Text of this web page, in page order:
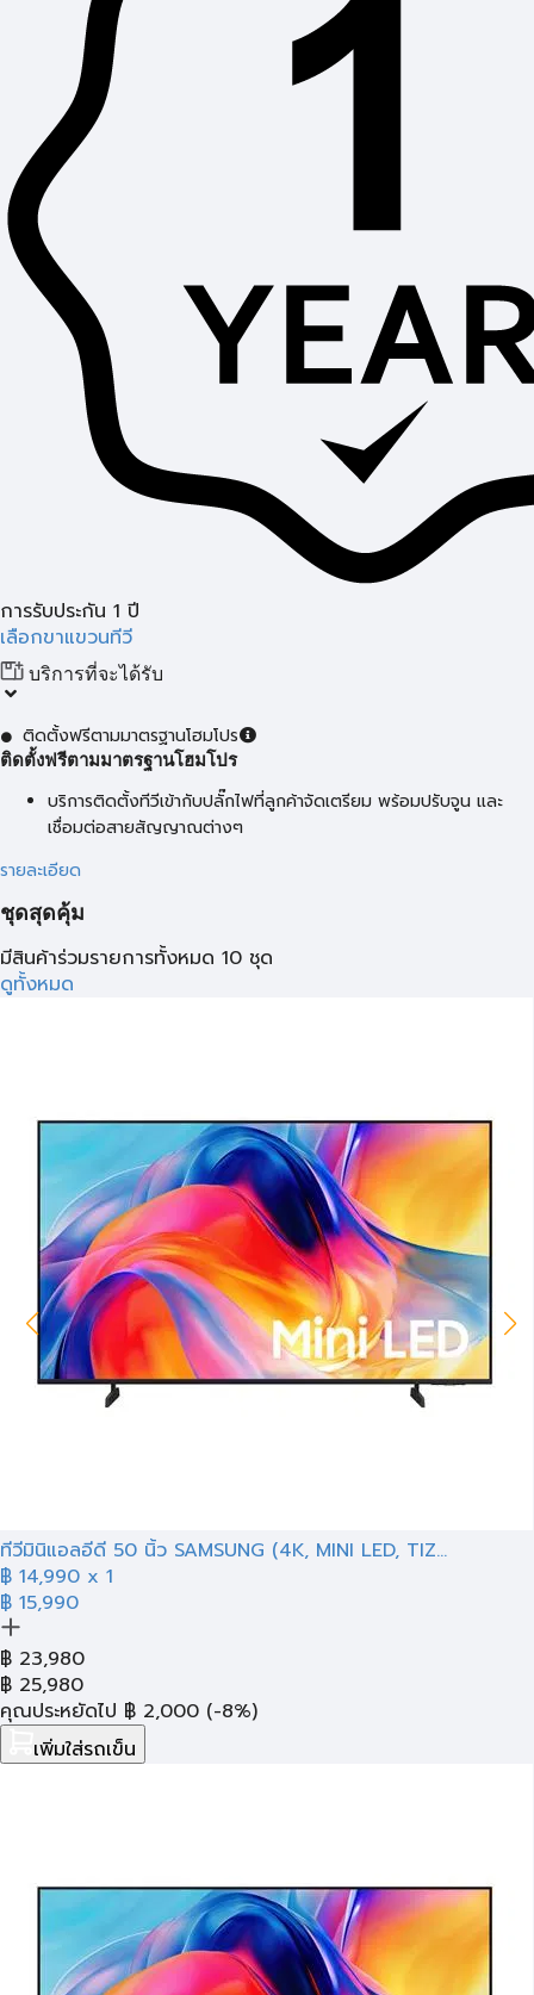
การรับประกัน 1 ปี
เลือกขาแขวนทีวี
บริการที่จะได้รับ
ติดตั้งฟรีตามมาตรฐานโฮมโปร
ติดตั้งฟรีตามมาตรฐานโฮมโปร
บริการติดตั้งทีวีเข้ากับปลั๊กไฟที่ลูกค้าจัดเตรียม พร้อมปรับจูน และ
เชื่อมต่อสายสัญญาณต่างๆ
รายละเอียด
ชุดสุดคุ้ม
มีสินค้าร่วมรายการทั้งหมด 10 ชุด
ดูทั้งหมด
ทีวีมินิแอลอีดี 50 นิ้ว SAMSUNG (4K, MINI LED, TIZ...
฿ 14,990 x 1
฿ 15,990
฿ 23,980
฿ 25,980
คุณประหยัดไป ฿ 2,000 (-8%)
เพิ่มใส่รถเข็น